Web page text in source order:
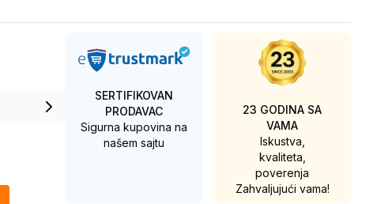
SERTIFIKOVAN
PRODAVAC
Sigurna kupovina na
našem sajtu
23 GODINA SA
VAMA
Iskustva,
kvaliteta,
poverenja
Zahvaljujući vama!